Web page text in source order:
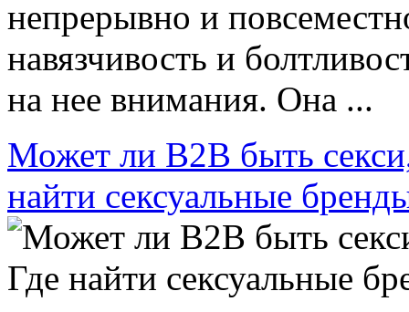
непрерывно и
навязчивость и
на нее внимания. Она ...
Может ли B2B быть
найти сексуальные